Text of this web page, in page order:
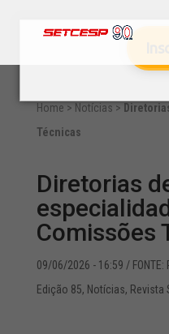
Home > Notícias >
Técnicas
Diretorias
Comissões
09/06/2026 - 16:59 / FONTE:
Edição 85, Notícias, Revista